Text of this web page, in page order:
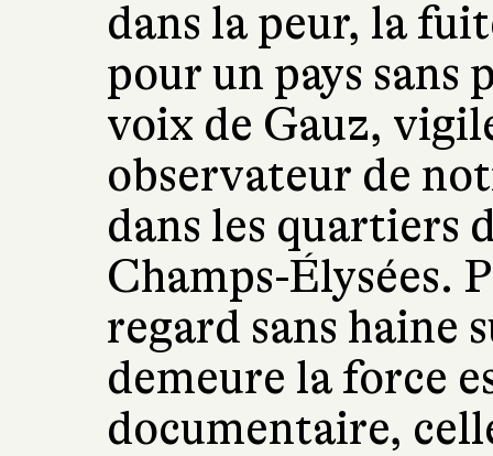
dans la peur, la
pour un pays sans
voix de Gauz,
observateur de
dans les quartiers
Champs-Élysées.
regard sans haine
demeure la force
documentaire,